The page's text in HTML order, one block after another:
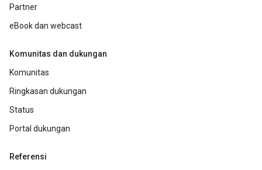
Partner
eBook dan webcast
Komunitas dan dukungan
Komunitas
Ringkasan dukungan
Status
Portal dukungan
Referensi